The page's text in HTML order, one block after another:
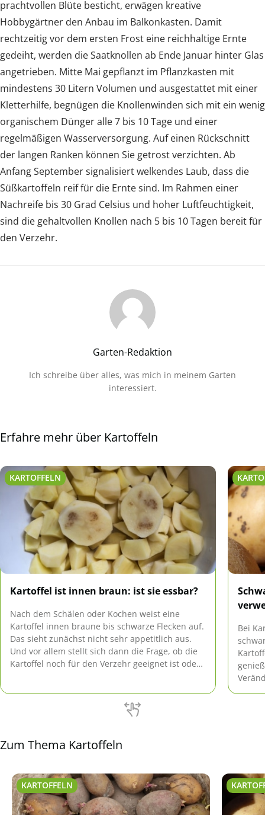
prachtvollen Blüte besticht, erwägen kreative
Hobbygärtner den Anbau im Balkonkasten. Damit
rechtzeitig vor dem ersten Frost eine reichhaltige Ernte
gedeiht, werden die Saatknollen ab Ende Januar hinter Glas
angetrieben. Mitte Mai gepflanzt im Pflanzkasten mit
mindestens 30 Litern Volumen und ausgestattet mit einer
Kletterhilfe, begnügen die Knollenwinden sich mit ein wenig
organischem Dünger alle 7 bis 10 Tage und einer
regelmäßigen Wasserversorgung. Auf einen Rückschnitt
der langen Ranken können Sie getrost verzichten. Ab
Anfang September signalisiert welkendes Laub, dass die
Süßkartoffeln reif für die Ernte sind. Im Rahmen einer
Nachreife bis 30 Grad Celsius und hoher Luftfeuchtigkeit,
sind die gehaltvollen Knollen nach 5 bis 10 Tagen bereit für
den Verzehr.
Garten-Redaktion
Ich schreibe über alles, was mich in meinem Garten
interessiert.
Erfahre mehr über Kartoffeln
KARTOFFELN
Kartoffel ist innen braun: ist sie essbar?
Nach dem Schälen oder Kochen weist eine
Kartoffel innen braune bis schwarze Flecken auf.
Das sieht zunächst nicht sehr appetitlich aus.
Und vor allem stellt sich dann die Frage, ob die
Kartoffel noch für den Verzehr geeignet ist oder
Bei
Zum Thema Kartoffeln
KARTOFFELN